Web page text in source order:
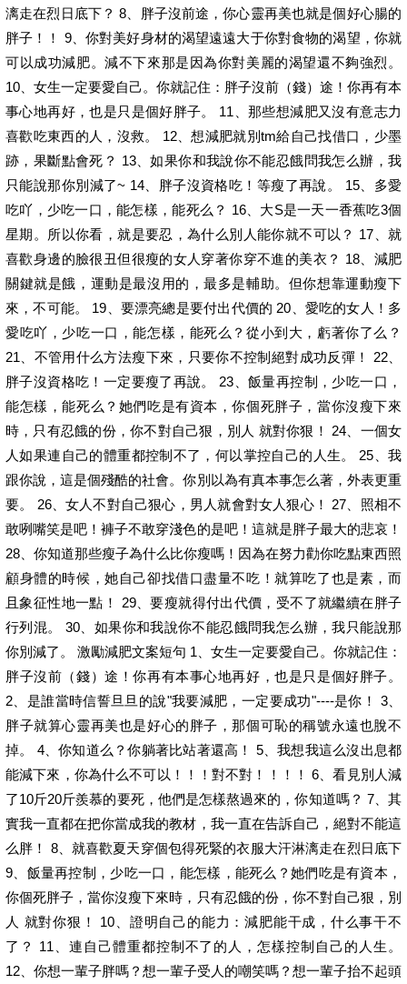
漓走在烈日底下？ 8、胖子沒前途，你心靈再美也就是個好心腸的
胖子！！ 9、你對美好身材的渴望遠遠大于你對食物的渴望，你就
可以成功減肥。減不下來那是因為你對美麗的渴望還不夠強烈。
10、女生一定要愛自己。你就記住：胖子沒前（錢）途！你再有本
事心地再好，也是只是個好胖子。 11、那些想減肥又沒有意志力
喜歡吃東西的人，沒救。 12、想減肥就別tm給自己找借口，少墨
跡，果斷點會死？ 13、如果你和我說你不能忍餓問我怎么辦，我
只能說那你別減了~ 14、胖子沒資格吃！等瘦了再說。 15、多愛
吃吖，少吃一口，能怎樣，能死么？ 16、大S是一天一香蕉吃3個
星期。所以你看，就是要忍，為什么別人能你就不可以？ 17、就
喜歡身邊的臉很丑但很瘦的女人穿著你穿不進的美衣？ 18、減肥
關鍵就是餓，運動是最沒用的，最多是輔助。但你想靠運動瘦下
來，不可能。 19、要漂亮總是要付出代價的 20、愛吃的女人！多
愛吃吖，少吃一口，能怎樣，能死么？從小到大，虧著你了么？
21、不管用什么方法瘦下來，只要你不控制絕對成功反彈！ 22、
胖子沒資格吃！一定要瘦了再說。 23、飯量再控制，少吃一口，
能怎樣，能死么？她們吃是有資本，你個死胖子，當你沒瘦下來
時，只有忍餓的份，你不對自己狠，別人 就對你狠！ 24、一個女
人如果連自己的體重都控制不了，何以掌控自己的人生。 25、我
跟你說，這是個殘酷的社會。你別以為有真本事怎么著，外表更重
要。 26、女人不對自己狠心，男人就會對女人狠心！ 27、照相不
敢咧嘴笑是吧！褲子不敢穿淺色的是吧！這就是胖子最大的悲哀！
28、你知道那些瘦子為什么比你瘦嗎！因為在努力勸你吃點東西照
顧身體的時候，她自己卻找借口盡量不吃！就算吃了也是素，而
且象征性地一點！ 29、要瘦就得付出代價，受不了就繼續在胖子
行列混。 30、如果你和我說你不能忍餓問我怎么辦，我只能說那
你別減了。 激勵減肥文案短句 1、女生一定要愛自己。你就記住：
胖子沒前（錢）途！你再有本事心地再好，也是只是個好胖子。
2、是誰當時信誓旦旦的說"我要減肥，一定要成功"----是你！ 3、
胖子就算心靈再美也是好心的胖子，那個可恥的稱號永遠也脫不
掉。 4、你知道么？你躺著比站著還高！ 5、我想我這么沒出息都
能減下來，你為什么不可以！！！對不對！！！！ 6、看見別人減
了10斤20斤羨慕的要死，他們是怎樣熬過來的，你知道嗎？ 7、其
實我一直都在把你當成我的教材，我一直在告訴自己，絕對不能這
么胖！ 8、就喜歡夏天穿個包得死緊的衣服大汗淋漓走在烈日底下
9、飯量再控制，少吃一口，能怎樣，能死么？她們吃是有資本，
你個死胖子，當你沒瘦下來時，只有忍餓的份，你不對自己狠，別
人 就對你狠！ 10、證明自己的能力：減肥能干成，什么事干不
了？ 11、連自己體重都控制不了的人，怎樣控制自己的人生。
12、你想一輩子胖嗎？想一輩子受人的嘲笑嗎？想一輩子抬不起頭